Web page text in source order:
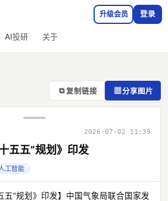
AI投研 关于
升级会员 登录
⧉ 复制链接 ▦分享图片
2026-07-02 11:39
五五”规划》印发
工智能
五”规划》印发】中国气象局联合国家发